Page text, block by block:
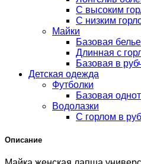
С высоким
С низким
Майки
Базовая
Длинная с
Базовая в
Детская одежда
Футболки
Базовая
Водолазки
С горлом в
Описание